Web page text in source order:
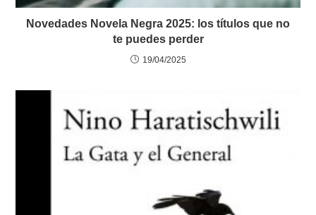
Novedades Novela Negra 2025: los títulos que no
te puedes perder
19/04/2025